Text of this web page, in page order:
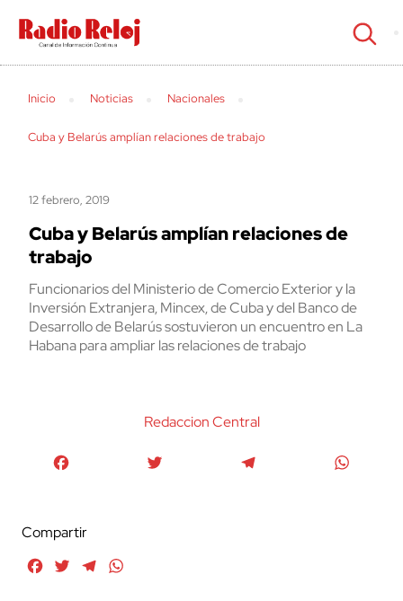
cerrar
Inicio Noticias Nacionales
Cuba y Belarús amplían relaciones de trabajo
12 febrero, 2019
Cuba y Belarús amplían relaciones de
trabajo
Funcionarios del Ministerio de Comercio Exterior y la
Inversión Extranjera, Mincex, de Cuba y del Banco de
Desarrollo de Belarús sostuvieron un encuentro en La
Habana para ampliar las relaciones de trabajo
Redaccion Central
Compartir
FacebookTwitterTelegram